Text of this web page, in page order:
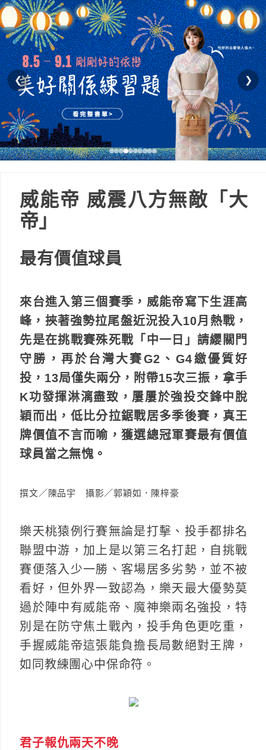
❮ ❯
威能帝 威震八方無敵「大
帝」
最有價值球員
來台進入第三個賽季，威能帝寫下生涯高
峰，挾著強勢拉尾盤近況投入10月熱戰，
先是在挑戰賽殊死戰「中一日」請纓關門
守勝，再於台灣大賽G2、G4繳優質好
投，13局僅失兩分，附帶15次三振，拿手
K功發揮淋漓盡致，屢屢於強投交鋒中脫
穎而出，低比分拉鋸戰居多季後賽，真王
牌價值不言而喻，獲選總冠軍賽最有價值
球員當之無愧。
撰文／陳品宇 攝影／郭穎如．陳梓豪
樂天桃猿例行賽無論是打擊、投手都排名
聯盟中游，加上是以第三名打起，自挑戰
賽便落入少一勝、客場居多劣勢，並不被
看好，但外界一致認為，樂天最大優勢莫
過於陣中有威能帝、魔神樂兩名強投，特
別是在防守焦土戰內，投手角色更吃重，
手握威能帝這張能負擔長局數絕對王牌，
如同教練團心中保命符。
君子報仇兩天不晚